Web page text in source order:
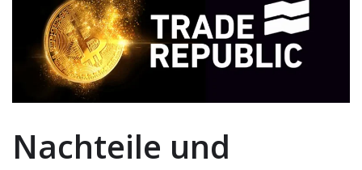
Nachteile und